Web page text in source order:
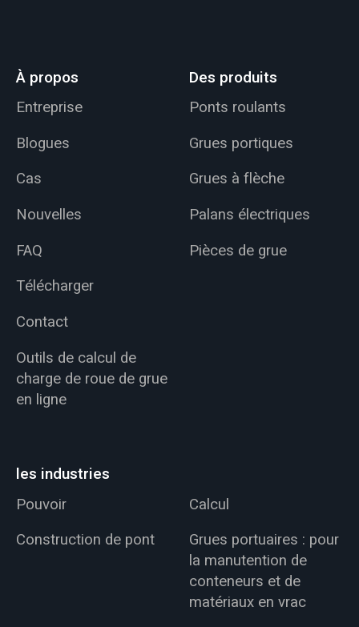
À propos
Entreprise
Blogues
Cas
Nouvelles
FAQ
Télécharger
Contact
Outils de calcul de
charge de roue de grue
en ligne
Des produits
Ponts roulants
Grues portiques
Grues à flèche
Palans électriques
Pièces de grue
les industries
Pouvoir
Calcul
Construction de pont
Grues portuaires : pour
la manutention de
conteneurs et de
matériaux en vrac